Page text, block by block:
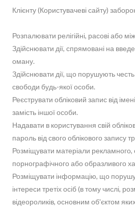
Клієнту (Користувачеві сайту)
Розпалювати релігійні, расові або
Здійснювати дії, спрямовані на
оману.
Здійснювати дії, що порушують честь і
свободи будь-якої особи.
Реєструвати обліковий запис від
замість іншої особи.
Надавати в користування свій
пароль від свого облікового запису
Розміщувати матеріали рекламного,
порнографічного або образливого
Розміщувати інформацію, що
інтереси третіх осіб (в тому числі,
відеороликів, основним об'єктом